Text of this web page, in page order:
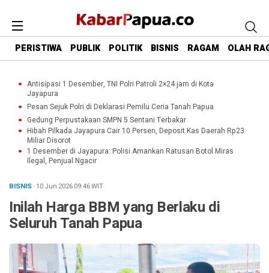
PERISTIWA PUBLIK POLITIK BISNIS RAGAM OLAH
Antisipasi 1 Desember, TNI Polri Patroli 2×24 jam di Kota
Jayapura
Pesan Sejuk Polri di Deklarasi Pemilu Ceria Tanah Papua
Gedung Perpustakaan SMPN 5 Sentani Terbakar
Hibah Pilkada Jayapura Cair 10 Persen, Deposit Kas Daerah Rp23
Miliar Disorot
1 Desember di Jayapura: Polisi Amankan Ratusan Botol Miras
Ilegal, Penjual Ngacir
BISNIS· 10 Jun 202609:46WIT
Inilah Harga BBM yang Berlaku di
Seluruh Tanah Papua